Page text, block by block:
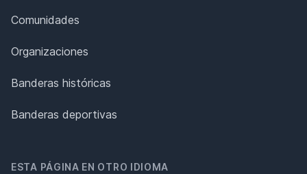
Comunidades
Organizaciones
Banderas históricas
Banderas deportivas
ESTA PÁGINA EN OTRO IDIOMA